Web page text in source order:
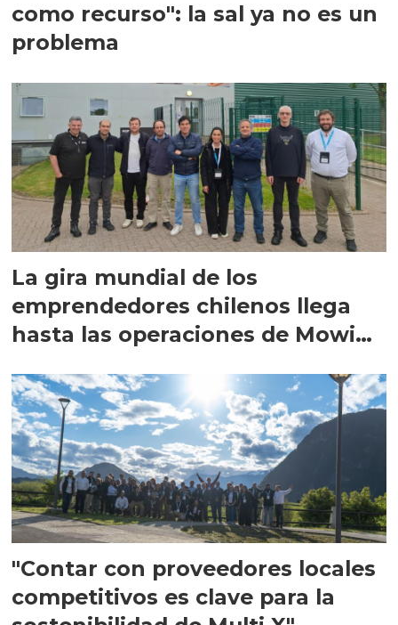
como recurso": la sal ya no es un
problema
La gira mundial de los
emprendedores chilenos llega
hasta las operaciones de Mowi
"Contar con proveedores locales
competitivos es clave para la